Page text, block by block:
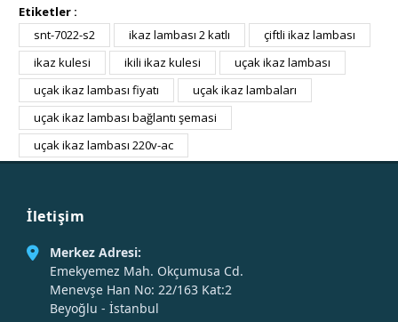
Etiketler :
snt-7022-s2
ikaz lambası 2 katlı
çiftli ikaz lambası
ikaz kulesi
ikili ikaz kulesi
uçak ikaz lambası
uçak ikaz lambası fiyatı
uçak ikaz lambaları
uçak ikaz lambası bağlantı şemasi
uçak ikaz lambası 220v-ac
İletişim
Merkez Adresi:
Emekyemez Mah. Okçumusa Cd.
Menevşe Han No: 22/163 Kat:2
Beyoğlu - İstanbul